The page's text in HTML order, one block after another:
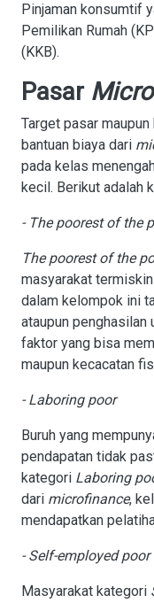
Pinjaman konsumtif
Pemilikan Rumah
(KKB).
Pasar
Target pasar
bantuan biaya dari
pada kelas
kecil. Berikut adalah
- The poorest of the
The poorest of the
masyarakat
dalam kelompok ini
ataupun penghasilan
faktor yang bisa
maupun kecacatan
- Laboring poor
Buruh yang
pendapatan tidak
kategori Laboring
dari microfinance,
mendapatkan
- Self-employed poor
Masyarakat kategori